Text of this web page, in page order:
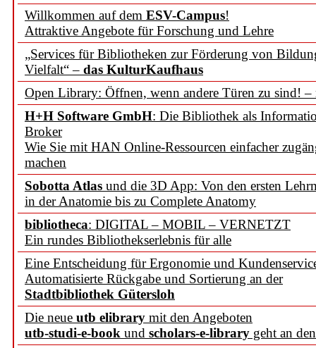
Willkommen auf dem ESV-Campus!
Attraktive Angebote für Forschung und Lehre
„Services für Bibliotheken zur Förderung von
Vielfalt“ – das KulturKaufhaus
Open Library: Öffnen, wenn andere Türen zu sind! –
H+H Software GmbH: Die Bibliothek als
Broker
Wie Sie mit HAN Online-Ressourcen einfacher
machen
Sobotta Atlas und die 3D App: Von den ersten
in der Anatomie bis zu Complete Anatomy
bibliotheca: DIGITAL – MOBIL – VERNETZT
Ein rundes Bibliothekserlebnis für alle
Eine Entscheidung für Ergonomie und
Automatisierte Rückgabe und Sortierung an der
Stadtbibliothek Gütersloh
Die neue utb elibrary mit den Angeboten
utb-studi-e-book und scholars-e-library geht an